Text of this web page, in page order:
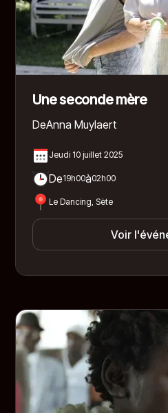
Une seconde mère
DeAnna Muylaert
Jeudi 10 juillet 2025
De19h00à02h00
Le Dancing, Sète
Voir